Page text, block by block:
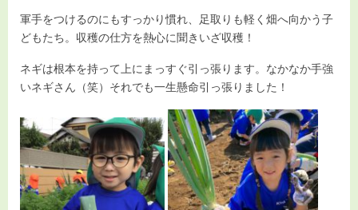
軍手をつけるのにもすっかり慣れ、足取りも軽く畑へ向かう子
どもたち。収穫の仕方を熱心に聞きいざ収穫！
ネギは根本を持って上にまっすぐ引っ張ります。なかなか手強
いネギさん（笑）それでも一生懸命引っ張りました！